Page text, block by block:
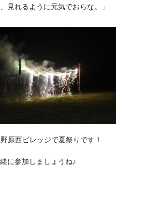
、見れるように元気でおらな。」
原西ビレッジで夏祭りです！
に参加しましょうね♪